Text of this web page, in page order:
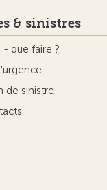
& sinistres
- que faire ?
de sinistre